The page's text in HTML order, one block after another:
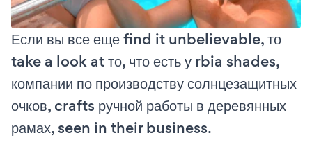
Если вы все еще find it unbelievable, то
take a look at то, что есть у rbia shades,
компании по производству солнцезащитных
очков, crafts ручной работы в деревянных
рамах, seen in their business.